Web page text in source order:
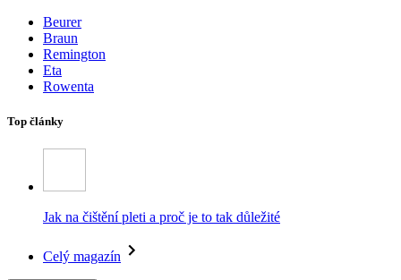
Beurer
Braun
Remington
Eta
Rowenta
Top články
Jak na čištění pleti a proč je to tak důležité
Celý magazín